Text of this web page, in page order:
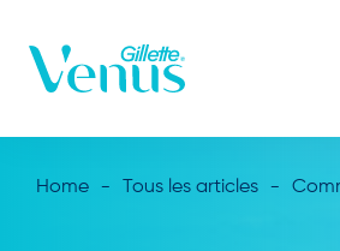
Home Tous les articles